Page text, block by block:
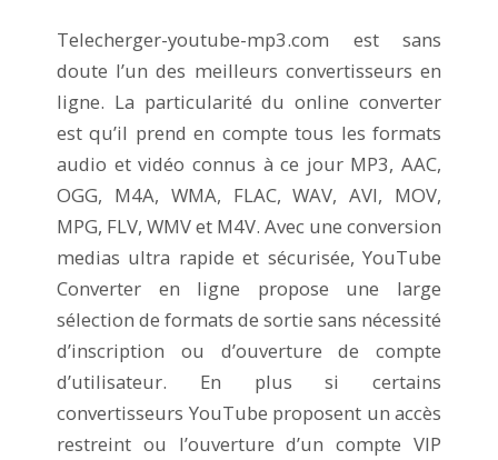
Telecherger-youtube-mp3.com est sans
doute l’un des meilleurs convertisseurs en
ligne. La particularité du online converter
est qu’il prend en compte tous les formats
audio et vidéo connus à ce jour MP3, AAC,
OGG, M4A, WMA, FLAC, WAV, AVI, MOV,
MPG, FLV, WMV et M4V. Avec une conversion
medias ultra rapide et sécurisée, YouTube
Converter en ligne propose une large
sélection de formats de sortie sans nécessité
d’inscription ou d’ouverture de compte
d’utilisateur. En plus si certains
convertisseurs YouTube proposent un accès
restreint ou l’ouverture d’un compte VIP